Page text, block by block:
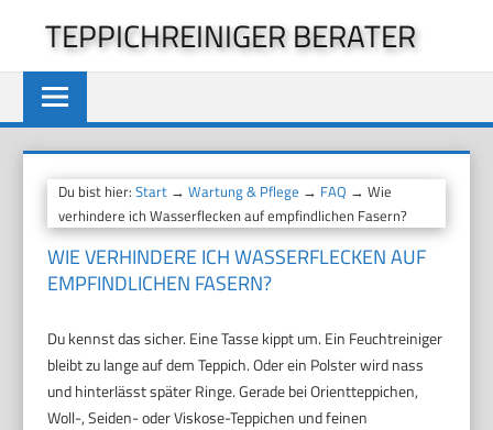
springen
TEPPICHREINIGER BERATER
Du bist hier:Start →Wartung & Pflege → FAQ → Wie
verhindere ich Wasserflecken auf empfindlichen Fasern?
WIE VERHINDERE ICH WASSERFLECKEN AUF
EMPFINDLICHEN FASERN?
Du kennst das sicher. Eine Tasse kippt um. Ein Feuchtreiniger
bleibt zu lange auf dem Teppich. Oder ein Polster wird nass
und hinterlässt später Ringe. Gerade bei Orientteppichen,
Woll-, Seiden- oder Viskose-Teppichen und feinen